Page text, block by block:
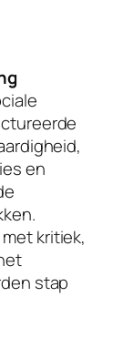
en
kritiek,
stap